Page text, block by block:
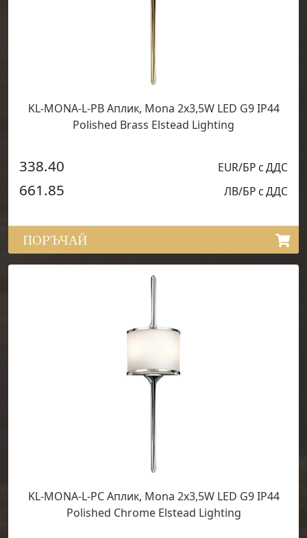
KL-MONA-L-PB Аплик, Mona 2x3,5W LED G9 IP44
Polished Brass Elstead Lighting
338.40 EUR/БР с ДДС
661.85 ЛВ/БР с ДДС
ПОРЪЧАЙ
KL-MONA-L-PC Аплик, Mona 2x3,5W LED G9 IP44
Polished Chrome Elstead Lighting